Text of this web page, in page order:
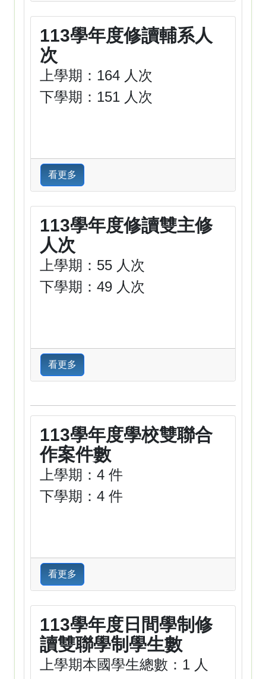
113學年度修讀輔系人
次
上學期：164 人次
下學期：151 人次
看更多
113學年度修讀雙主修
人次
上學期：55 人次
下學期：49 人次
看更多
113學年度學校雙聯合
作案件數
上學期：4 件
下學期：4 件
看更多
113學年度日間學制修
讀雙聯學制學生數
上學期本國學生總數：1 人